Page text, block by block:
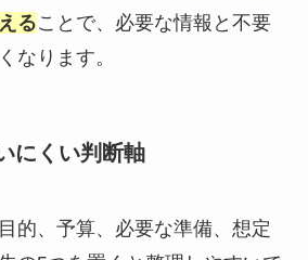
ることで、必要な情報と不要
なります。
にくい判断軸
的、予算、必要な準備、想定